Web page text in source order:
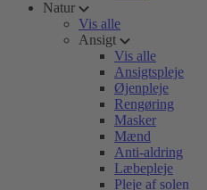
Natur
Vis alle
Ansigt
Vis alle
Ansigtspleje
Øjenpleje
Rengøring
Masker
Mænd
Anti-aldring
Læbepleje
Pleje af solen